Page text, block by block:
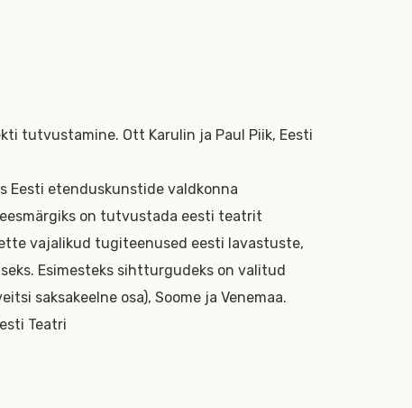
tutvustamine. Ott Karulin ja Paul Piik, Eesti
Eesti etenduskunstide valdkonna
on tutvustada eesti teatrit
vajalikud tugiteenused eesti lavastuste,
Esimesteks sihtturgudeks on valitud
saksakeelne osa), Soome ja Venemaa.
Teatri